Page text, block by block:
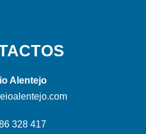
Alentejo
328 417